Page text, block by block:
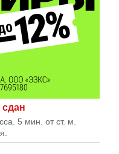
5 мин. от ст. м.